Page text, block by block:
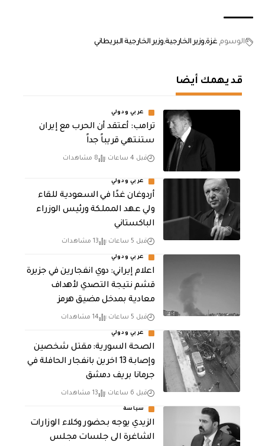
الوسوم غزة وزير الخارجية وزير الخارجية البريطاني
قد يهمك أيضا
عربي ودولي
‏ترامب: أعتقد أن الحرب مع إيران
ستنتهي قريباً جداً
قبل 4 ساعات 8 مشاهدات
عربي ودولي
أردوغان غدًا في السعودية للقاء
ولي عهد المملكة ورئيس الوزراء
الباكستاني
قبل 5 ساعات 13 مشاهدات
عربي ودولي
اعلام إيراني: دوي انفجارين في جزيرة
قشم نتيجة التصدي لأهداف
معادية بمدخل مضيق هرمز
قبل 5 ساعات 14 مشاهدات
عربي ودولي
الصحة السورية: مقتل شخصين
وإصابة 13 اخرين بانفجار الحافلة في
جرمانا بريف دمشق
قبل 6 ساعات 13 مشاهدات
سياسة
الزيدي يوجه بحضور وكلاء الوزارات
الشاغرة الى جلسات مجلس